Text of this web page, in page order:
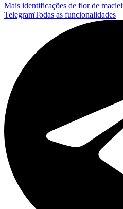
Mais identificações de flor de
TelegramTodas as funcionalidades